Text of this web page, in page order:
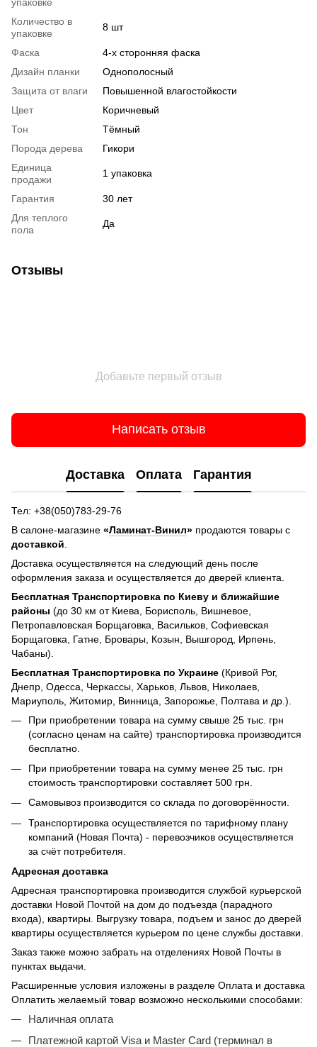
Количество в
упаковке
8 шт
Фаска
4-х сторонняя фаска
Дизайн планки
Однополосный
Защита от влаги
Повышенной влагостойкости
Цвет
Коричневый
Тон
Тёмный
Порода дерева
Гикори
Единица
продажи
1 упаковка
Гарантия
30 лет
Для теплого
пола
Да
Отзывы
Добавьте первый отзыв
Написать отзыв
Доставка Оплата Гарантия
Тел: +38(050)783-29-76
В салоне-магазине «Ламинат-Винил» продаются товары с
доставкой
Доставка осуществляется на следующий день после
оформления заказа и осуществляется до дверей клиента.
Бесплатная Транспортировка по Киеву и ближайшие
районы (до 30 км от Киева, Борисполь, Вишневое,
Петропавловская Борщаговка, Васильков, Софиевская
Борщаговка, Гатне, Бровары, Козын, Вышгород, Ирпень,
Чабаны).
Бесплатная Транспортировка по Украине (Кривой Рог,
Днепр, Одесса, Черкассы, Харьков, Львов, Николаев,
Мариуполь, Житомир, Винница, Запорожье, Полтава и др.).
При приобретении товара на сумму свыше 25 тыс. грн
(согласно ценам на сайте) транспортировка производится
бесплатно.
При приобретении товара на сумму менее 25 тыс. грн
стоимость транспортировки составляет 500 грн.
Самовывоз производится со склада по договорённости.
Транспортировка осуществляется по тарифному плану
компаний (Новая Почта) - перевозчиков осуществляется
за счёт потребителя.
Адресная доставка
Адресная транспортировка производится службой курьерской
доставки Новой Почтой на дом до подъезда (парадного
входа), квартиры. Выгрузку товара, подъем и занос до дверей
квартиры осуществляется курьером по цене службы доставки.
Заказ также можно забрать на отделениях Новой Почты в
пунктах выдачи.
Расширенные условия изложены в разделе Оплата и доставка
Оплатить желаемый товар возможно несколькими способами:
Наличная оплата
Платежной картой Visa и Master Card (терминал в